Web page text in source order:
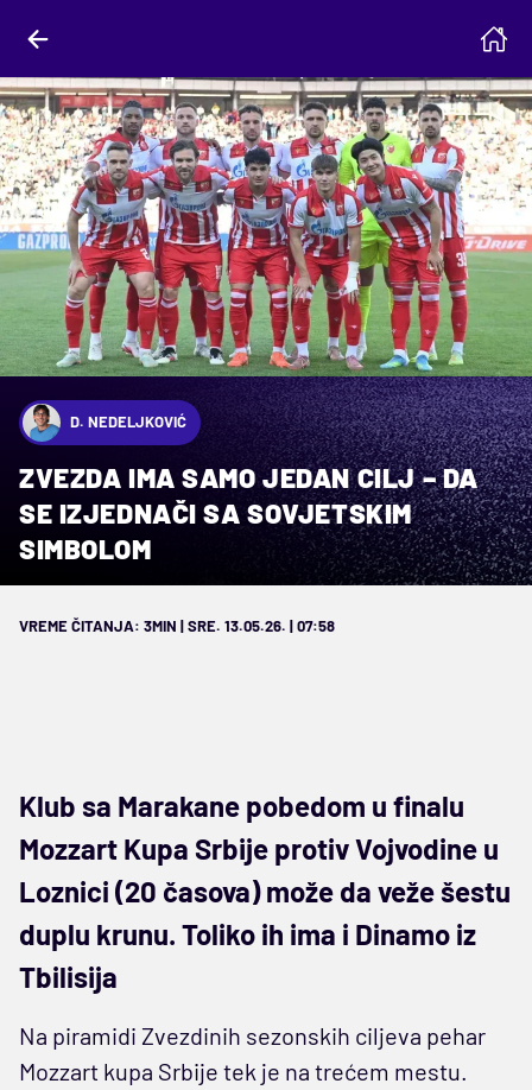
D. NEDELJKOVIĆ
ZVEZDA IMA SAMO JEDAN CILJ – DA
SE IZJEDNAČI SA SOVJETSKIM
SIMBOLOM
VREME ČITANJA: 3MIN | SRE. 13.05.26. | 07:58
Klub sa Marakane pobedom u finalu
Mozzart Kupa Srbije protiv Vojvodine u
Loznici (20 časova) može da veže šestu
duplu krunu. Toliko ih ima i Dinamo iz
Tbilisija
Na piramidi Zvezdinih sezonskih ciljeva pehar
Mozzart kupa Srbije tek je na trećem mestu.